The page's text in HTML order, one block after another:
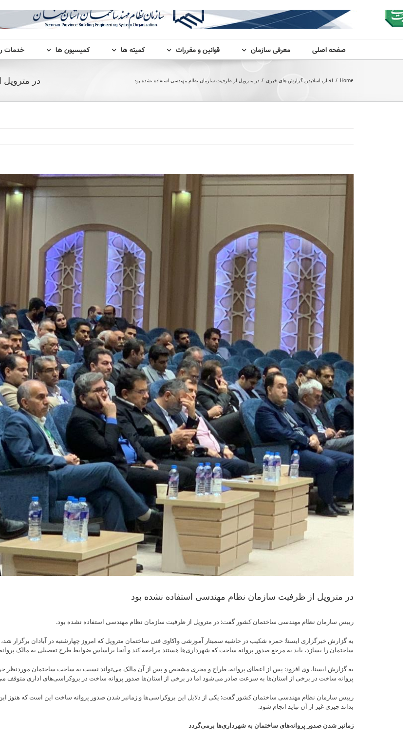
صفحه اصلی معرفی سازمان قوانین و مقررات کمیته ها کمیسیون ها خدمات
در Home
/ اخبار , اسلایدر , گزارش های خبری / در متروپل از ظرفیت سازمان نظام مهندسی استفاده نشده بود
View
Larger
Image
در متروپل از ظرفیت سازمان نظام مهندسی استفاده نشده بود
رییس سازمان نظام مهندسی ساختمان کشور گفت: در متروپل از ظرفیت سازمان نظام مهندسی استفاده نشده بود.
به گزارش خبرگزاری ایسنا: حمزه شکیب در حاشیه سمینار آموزشی واکاوی فنی ساختمان متروپل که امروز چهارشنبه در آبادان برگزار
ساختمان را بسازد، باید به مرجع صدور پروانه ساخت که شهرداری‌ها هستند مراجعه ‌کند و آنجا براساس ضوابط طرح تفصیلی به مالک
به گزارش ایسنا، وی افزود: پس از اعطای پروانه، طراح و مجری مشخص و پس از آن مالک می‌تواند نسبت به ساخت ساختمان موردنظر
پروانه ساخت در برخی از استان‌ها به سرعت صادر می‌شود اما در برخی از استان‌ها صدور پروانه ساخت در بروکراسی‌های اداری متوقف
رییس سازمان نظام مهندسی ساختمان کشور گفت: یکی از دلایل این بروکراسی‌ها و زمانبر شدن صدور پروانه ساخت این است که هنوز این
بداند چیزی غیر از آن نباید انجام شود.
زمانبر شدن صدور پروانه‌های ساختمان به شهرداری‌ها برمی‌گردد